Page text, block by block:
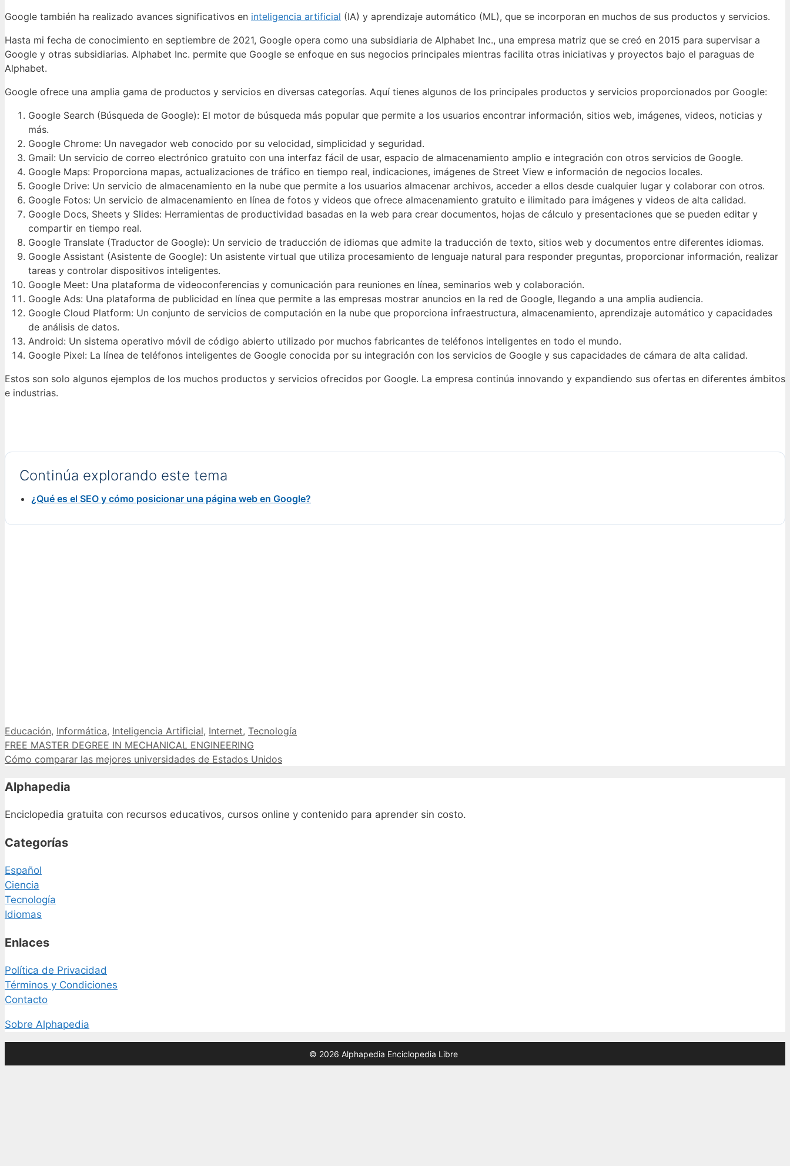
Google también ha realizado avances significativos en inteligencia artificial (IA) y aprendizaje automático (ML), que se incorporan en muchos de sus productos y servicios.
Hasta mi fecha de conocimiento en septiembre de 2021, Google opera como una subsidiaria de Alphabet Inc., una empresa matriz que se creó en 2015 para supervisar a
Google y otras subsidiarias. Alphabet Inc. permite que Google se enfoque en sus negocios principales mientras facilita otras iniciativas y proyectos bajo el paraguas de
Alphabet.
Google ofrece una amplia gama de productos y servicios en diversas categorías. Aquí tienes algunos de los principales productos y servicios proporcionados por Google:
Google Search (Búsqueda de Google): El motor de búsqueda más popular que permite a los usuarios encontrar información, sitios web, imágenes, videos, noticias y
más.
Google Chrome: Un navegador web conocido por su velocidad, simplicidad y seguridad.
Gmail: Un servicio de correo electrónico gratuito con una interfaz fácil de usar, espacio de almacenamiento amplio e integración con otros servicios de Google.
Google Maps: Proporciona mapas, actualizaciones de tráfico en tiempo real, indicaciones, imágenes de Street View e información de negocios locales.
Google Drive: Un servicio de almacenamiento en la nube que permite a los usuarios almacenar archivos, acceder a ellos desde cualquier lugar y colaborar con otros.
Google Fotos: Un servicio de almacenamiento en línea de fotos y videos que ofrece almacenamiento gratuito e ilimitado para imágenes y videos de alta calidad.
Google Docs, Sheets y Slides: Herramientas de productividad basadas en la web para crear documentos, hojas de cálculo y presentaciones que se pueden editar y
compartir en tiempo real.
Google Translate (Traductor de Google): Un servicio de traducción de idiomas que admite la traducción de texto, sitios web y documentos entre diferentes idiomas.
Google Assistant (Asistente de Google): Un asistente virtual que utiliza procesamiento de lenguaje natural para responder preguntas, proporcionar información, realizar
tareas y controlar dispositivos inteligentes.
Google Meet: Una plataforma de videoconferencias y comunicación para reuniones en línea, seminarios web y colaboración.
Google Ads: Una plataforma de publicidad en línea que permite a las empresas mostrar anuncios en la red de Google, llegando a una amplia audiencia.
Google Cloud Platform: Un conjunto de servicios de computación en la nube que proporciona infraestructura, almacenamiento, aprendizaje automático y capacidades
de análisis de datos.
Android: Un sistema operativo móvil de código abierto utilizado por muchos fabricantes de teléfonos inteligentes en todo el mundo.
Google Pixel: La línea de teléfonos inteligentes de Google conocida por su integración con los servicios de Google y sus capacidades de cámara de alta calidad.
Estos son solo algunos ejemplos de los muchos productos y servicios ofrecidos por Google. La empresa continúa innovando y expandiendo sus ofertas en diferentes ámbitos
e industrias.
Continúa explorando este tema
¿Qué es el SEO y cómo posicionar una página web en Google?
Categorías
Educación, Informática, Inteligencia Artificial, Internet, Tecnología
FREE MASTER DEGREE IN MECHANICAL ENGINEERING
Cómo comparar las mejores universidades de Estados Unidos
Alphapedia
Enciclopedia gratuita con recursos educativos, cursos online y contenido para aprender sin costo.
Categorías
Español
Ciencia
Tecnología
Idiomas
Enlaces
Política de Privacidad
Términos y Condiciones
Contacto
Sobre Alphapedia